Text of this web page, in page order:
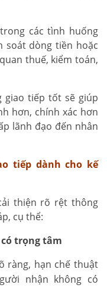
các tình huống
soát dòng tiền hoặc
thuế, kiểm toán,
giao tiếp tốt sẽ giúp
hơn, chính xác hơn
lãnh đạo đến nhân
tiếp dành cho kế
thiện rõ rệt thông
cụ thể:
trọng tâm
ràng, hạn chế thuật
nhận không có